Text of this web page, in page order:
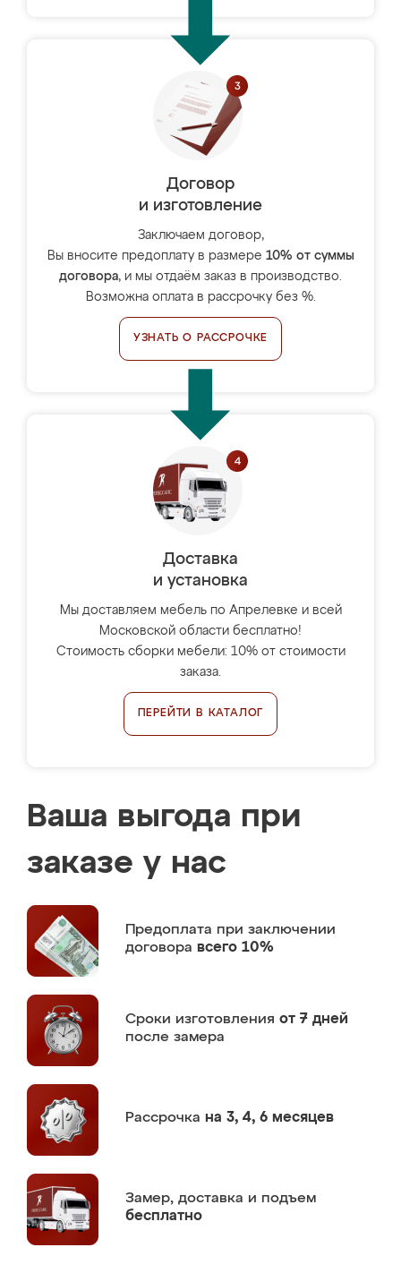
Договор
и изготовление
Заключаем договор,
Вы вносите предоплату в размере 10% от суммы
договора, и мы отдаём заказ в производство.
Возможна оплата в рассрочку без %.
УЗНАТЬ О РАССРОЧКЕ
Доставка
и установка
Мы доставляем мебель по Апрелевке и всей
Московской области бесплатно!
Стоимость сборки мебели: 10% от стоимости
заказа.
ПЕРЕЙТИ В КАТАЛОГ
Ваша выгода при
заказе у нас
Предоплата при заключении
договора всего 10%
Сроки изготовления от 7 дней
после замера
Рассрочка на 3, 4, 6 месяцев
Замер, доставка и подъем
бесплатно